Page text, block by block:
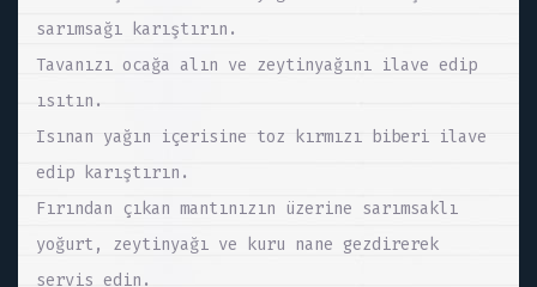
sarımsağı karıştırın.
Tavanızı ocağa alın ve zeytinyağını ilave edip
ısıtın.
Isınan yağın içerisine toz kırmızı biberi ilave
edip karıştırın.
Fırından çıkan mantınızın üzerine sarımsaklı
yoğurt, zeytinyağı ve kuru nane gezdirerek
servis edin.